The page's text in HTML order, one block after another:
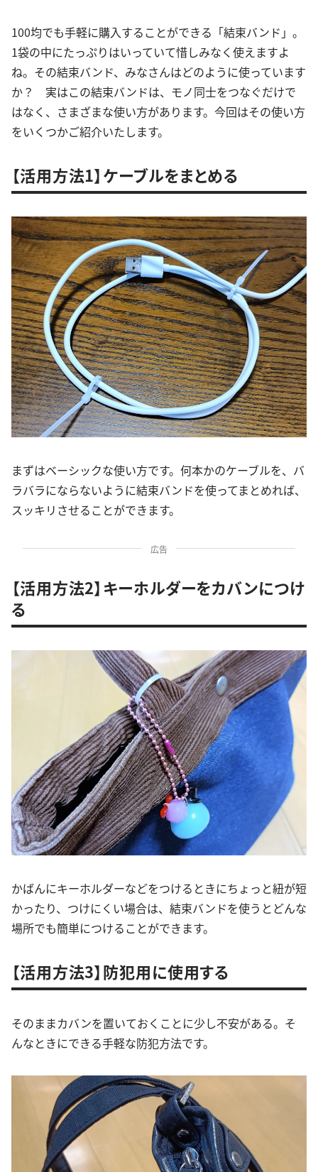
100均でも手軽に購入することができる「結束バンド」。
1袋の中にたっぷりはいっていて惜しみなく使えますよ
ね。その結束バンド、みなさんはどのように使っています
か？ 実はこの結束バンドは、モノ同士をつなぐだけで
はなく、さまざまな使い方があります。今回はその使い方
をいくつかご紹介いたします。
【活用方法1】ケーブルをまとめる
まずはベーシックな使い方です。何本かのケーブルを、バ
ラバラにならないように結束バンドを使ってまとめれば、
スッキリさせることができます。
広告
【活用方法2】キーホルダーをカバンにつけ
る
かばんにキーホルダーなどをつけるときにちょっと紐が短
かったり、つけにくい場合は、結束バンドを使うとどんな
場所でも簡単につけることができます。
【活用方法3】防犯用に使用する
そのままカバンを置いておくことに少し不安がある。そ
んなときにできる手軽な防犯方法です。